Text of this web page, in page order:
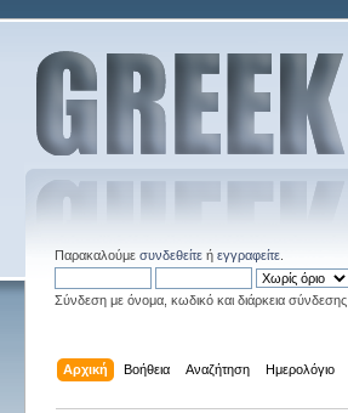
Παρακαλούμε συνδεθείτεή εγγραφείτε.
Σύνδεση με όνομα, κωδικό και διάρκεια σύνδεσης
Αρχική Βοήθεια Αναζήτηση Ημερολόγιο